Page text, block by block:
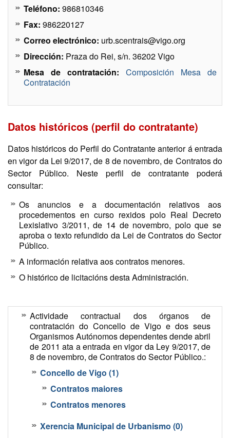
Teléfono: 986810346
Fax: 986220127
Correo electrónico: urb.scentrais@vigo.org
Dirección: Praza do Rei, s/n. 36202 Vigo
Mesa de contratación:
Composición Mesa de
Contratación
Datos históricos (perfil do contratante)
Datos históricos do Perfil do Contratante anterior á entrada
en vigor da Lei 9/2017, de 8 de novembro, de Contratos do
Sector Público. Neste perfil de contratante poderá
consultar:
Os anuncios e a documentación relativos aos
procedementos en curso rexidos polo Real Decreto
Lexislativo 3/2011, de 14 de novembro, polo que se
aproba o texto refundido da Lei de Contratos do Sector
Público.
A información relativa aos contratos menores.
O histórico de licitacións desta Administración.
Actividade contractual dos órganos de
contratación do Concello de Vigo e dos seus
Organismos Autónomos dependentes dende abril
de 2011 ata a entrada en vigor da Ley 9/2017, de
8 de novembro, de Contratos do Sector Público.:
Concello de Vigo (1)
Contratos maiores
Contratos menores
Xerencia Municipal de Urbanismo (0)